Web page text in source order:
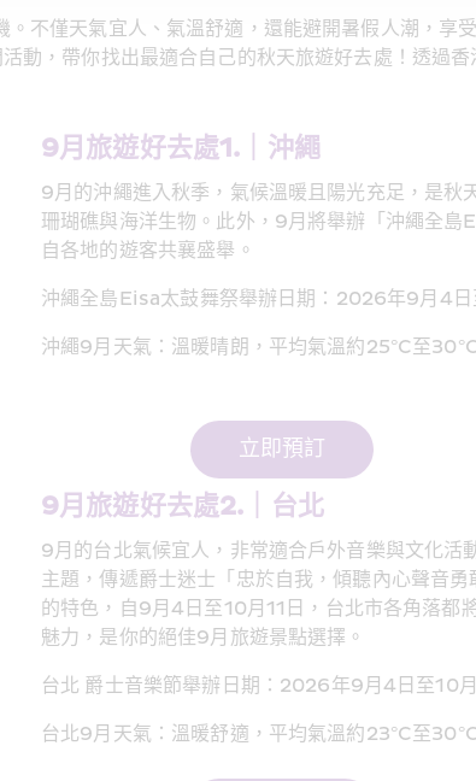
不僅天氣宜人、氣溫舒適，還能避開暑假人潮，享
動，帶你找出最適合自己的秋天旅遊好去處！透過
9月旅遊好去處1.｜沖繩
9月的沖繩進入秋季，氣候溫暖且陽光充足，是
珊瑚礁與海洋生物。此外，9月將舉辦「沖繩全
自各地的遊客共襄盛舉。
沖繩全島Eisa太鼓舞祭舉辦日期：2026年9月4日
沖繩9月天氣：溫暖晴朗，平均氣溫約25°C至
立即預訂
9月旅遊好去處2.｜台北
9月的台北氣候宜人，非常適合戶外音樂與文化
主題，傳遞爵士迷士「忠於自我，傾聽內心聲音
的特色，自9月4日至10月11日，台北市各角落都
魅力，是你的絕佳9月旅遊景點選擇。
台北 爵士音樂節舉辦日期：2026年9月4日至10月
台北9月天氣：溫暖舒適，平均氣溫約23°C至